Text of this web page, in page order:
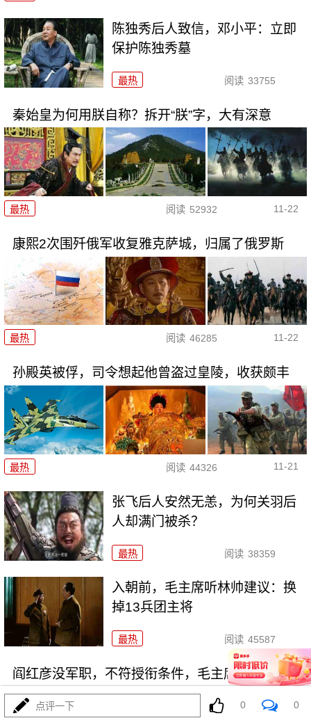
陈独秀后人致信，邓小平：立即
保护陈独秀墓
最热 阅读 33755
秦始皇为何用朕自称？拆开“朕”字，大有深意
最热 阅读 52932 11-22
康熙2次围歼俄军收复雅克萨城，归属了俄罗斯
最热 阅读 46285 11-22
孙殿英被俘，司令想起他曾盗过皇陵，收获颇丰
最热 阅读 44326 11-21
张飞后人安然无恙，为何关羽后
人却满门被杀？
最热 阅读 38359
入朝前，毛主席听林帅建议：换
掉13兵团主将
最热 阅读 45587
阎红彦没军职，不符授衔条件，毛主席：授上将
点评一下 0 0